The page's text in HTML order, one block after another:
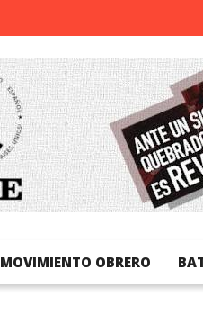
MOVIMIENTO OBRERO